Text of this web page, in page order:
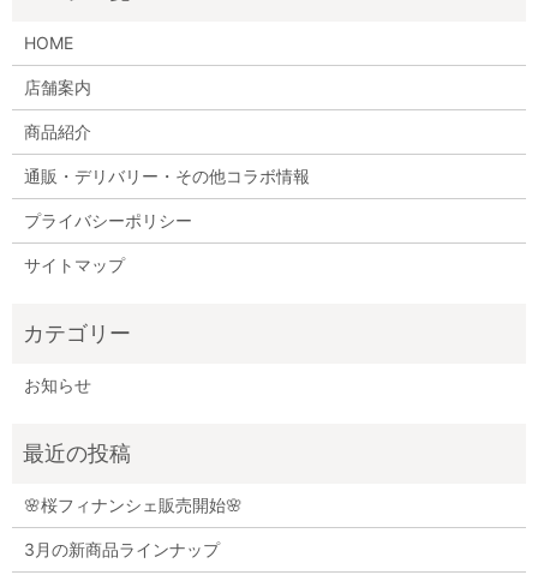
HOME
店舗案内
商品紹介
通販・デリバリー・その他コラボ情報
プライバシーポリシー
サイトマップ
お知らせ
🌸桜フィナンシェ販売開始🌸
3月の新商品ラインナップ